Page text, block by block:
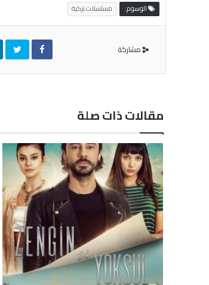
الوسوم: مسلسلات تركية
مشاركة
مقالات ذات صلة